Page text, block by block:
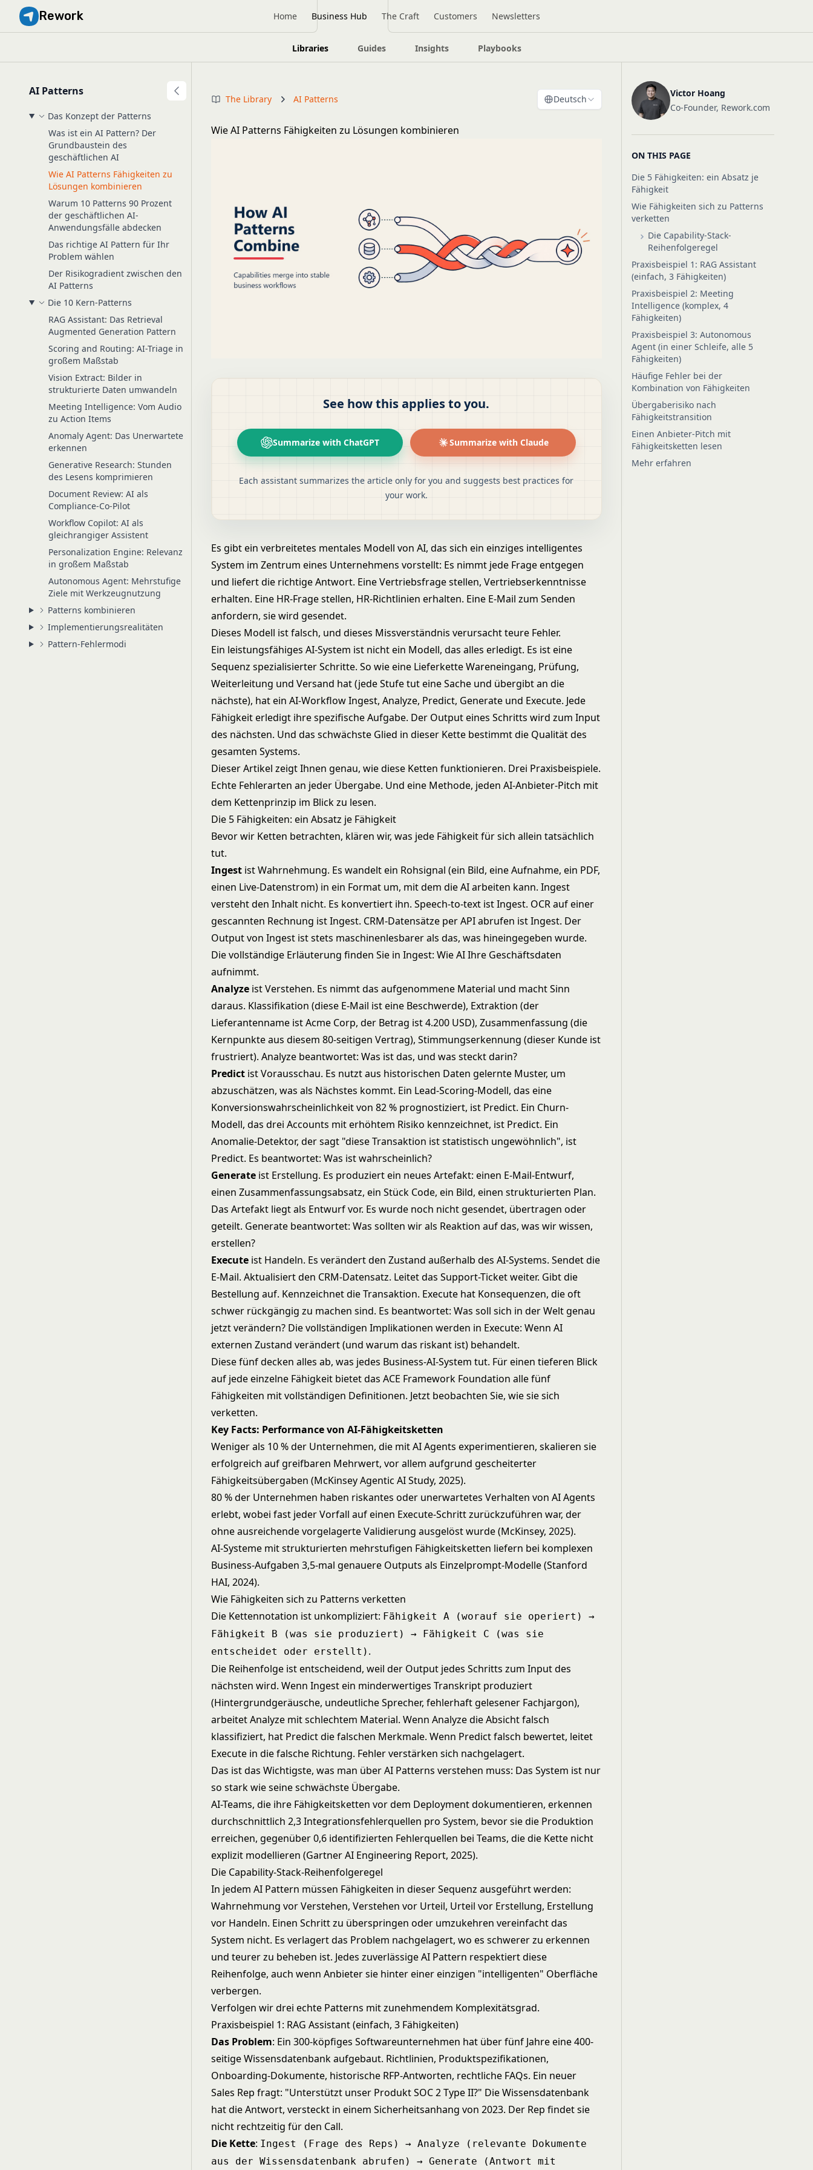
Rework Home Business Hub The Craft Customers Newsletters
Libraries Guides Insights Playbooks
AI Patterns
Das Konzept der Patterns
Was ist ein AI Pattern? Der
Grundbaustein des
geschäftlichen AI
Wie AI Patterns Fähigkeiten zu
Lösungen kombinieren
Warum 10 Patterns 90 Prozent
der geschäftlichen AI-
Anwendungsfälle abdecken
Das richtige AI Pattern für Ihr
Problem wählen
Der Risikogradient zwischen den
AI Patterns
Die 10 Kern-Patterns
RAG Assistant: Das Retrieval
Augmented Generation Pattern
Scoring and Routing: AI-Triage in
großem Maßstab
Vision Extract: Bilder in
strukturierte Daten umwandeln
Meeting Intelligence: Vom Audio
zu Action Items
Anomaly Agent: Das Unerwartete
erkennen
Generative Research: Stunden
des Lesens komprimieren
Document Review: AI als
Compliance-Co-Pilot
Workflow Copilot: AI als
gleichrangiger Assistent
Personalization Engine: Relevanz
in großem Maßstab
Autonomous Agent: Mehrstufige
Ziele mit Werkzeugnutzung
Patterns kombinieren
Implementierungsrealitäten
Pattern-Fehlermodi
The Library AI Patterns Deutsch
Wie AI Patterns Fähigkeiten zu Lösungen kombinieren
See how this applies to you.
Summarize with ChatGPT Summarize with Claude
Each assistant summarizes the article only for you and suggests best practices for
your work.
Es gibt ein verbreitetes mentales Modell von AI, das sich ein einziges intelligentes
System im Zentrum eines Unternehmens vorstellt: Es nimmt jede Frage entgegen
und liefert die richtige Antwort. Eine Vertriebsfrage stellen, Vertriebserkenntnisse
erhalten. Eine HR-Frage stellen, HR-Richtlinien erhalten. Eine E-Mail zum Senden
anfordern, sie wird gesendet.
Dieses Modell ist falsch, und dieses Missverständnis verursacht teure Fehler.
Ein leistungsfähiges AI-System ist nicht ein Modell, das alles erledigt. Es ist eine
Sequenz spezialisierter Schritte. So wie eine Lieferkette Wareneingang, Prüfung,
Weiterleitung und Versand hat (jede Stufe tut eine Sache und übergibt an die
nächste), hat ein AI-Workflow Ingest, Analyze, Predict, Generate und Execute. Jede
Fähigkeit erledigt ihre spezifische Aufgabe. Der Output eines Schritts wird zum Input
des nächsten. Und das schwächste Glied in dieser Kette bestimmt die Qualität des
gesamten Systems.
Dieser Artikel zeigt Ihnen genau, wie diese Ketten funktionieren. Drei Praxisbeispiele.
Echte Fehlerarten an jeder Übergabe. Und eine Methode, jeden AI-Anbieter-Pitch mit
dem Kettenprinzip im Blick zu lesen.
Die 5 Fähigkeiten: ein Absatz je Fähigkeit
Bevor wir Ketten betrachten, klären wir, was jede Fähigkeit für sich allein tatsächlich
tut.
Ingest ist Wahrnehmung. Es wandelt ein Rohsignal (ein Bild, eine Aufnahme, ein PDF,
einen Live-Datenstrom) in ein Format um, mit dem die AI arbeiten kann. Ingest
versteht den Inhalt nicht. Es konvertiert ihn. Speech-to-text ist Ingest. OCR auf einer
gescannten Rechnung ist Ingest. CRM-Datensätze per API abrufen ist Ingest. Der
Output von Ingest ist stets maschinenlesbarer als das, was hineingegeben wurde.
Die vollständige Erläuterung finden Sie inIngest: Wie AI Ihre Geschäftsdaten
aufnimmt.
Analyze ist Verstehen. Es nimmt das aufgenommene Material und macht Sinn
daraus. Klassifikation (diese E-Mail ist eine Beschwerde), Extraktion (der
Lieferantenname ist Acme Corp, der Betrag ist 4.200 USD), Zusammenfassung (die
Kernpunkte aus diesem 80-seitigen Vertrag), Stimmungserkennung (dieser Kunde ist
frustriert). Analyze beantwortet: Was ist das, und was steckt darin?
Predict ist Vorausschau. Es nutzt aus historischen Daten gelernte Muster, um
abzuschätzen, was als Nächstes kommt. Ein Lead-Scoring-Modell, das eine
Konversionswahrscheinlichkeit von 82 % prognostiziert, ist Predict. Ein Churn-
Modell, das drei Accounts mit erhöhtem Risiko kennzeichnet, ist Predict. Ein
Anomalie-Detektor, der sagt "diese Transaktion ist statistisch ungewöhnlich", ist
Predict. Es beantwortet: Was ist wahrscheinlich?
Generate ist Erstellung. Es produziert ein neues Artefakt: einen E-Mail-Entwurf,
einen Zusammenfassungsabsatz, ein Stück Code, ein Bild, einen strukturierten Plan.
Das Artefakt liegt als Entwurf vor. Es wurde noch nicht gesendet, übertragen oder
geteilt. Generate beantwortet: Was sollten wir als Reaktion auf das, was wir wissen,
erstellen?
Execute ist Handeln. Es verändert den Zustand außerhalb des AI-Systems. Sendet die
E-Mail. Aktualisiert den CRM-Datensatz. Leitet das Support-Ticket weiter. Gibt die
Bestellung auf. Kennzeichnet die Transaktion. Execute hat Konsequenzen, die oft
schwer rückgängig zu machen sind. Es beantwortet: Was soll sich in der Welt genau
jetzt verändern? Die vollständigen Implikationen werden in Execute: Wenn AI
externen Zustand verändert (und warum das riskant ist) behandelt.
Diese fünf decken alles ab, was jedes Business-AI-System tut. Für einen tieferen Blick
auf jede einzelne Fähigkeit bietet dasACE Framework Foundation alle fünf
Fähigkeiten mit vollständigen Definitionen. Jetzt beobachten Sie, wie sie sich
verketten.
Key Facts: Performance von AI-Fähigkeitsketten
Weniger als 10 % der Unternehmen, die mit AI Agents experimentieren, skalieren sie
erfolgreich auf greifbaren Mehrwert, vor allem aufgrund gescheiterter
Fähigkeitsübergaben (McKinsey Agentic AI Study, 2025).
80 % der Unternehmen haben riskantes oder unerwartetes Verhalten von AI Agents
erlebt, wobei fast jeder Vorfall auf einen Execute-Schritt zurückzuführen war, der
ohne ausreichende vorgelagerte Validierung ausgelöst wurde (McKinsey, 2025).
AI-Systeme mit strukturierten mehrstufigen Fähigkeitsketten liefern bei komplexen
Business-Aufgaben 3,5-mal genauere Outputs als Einzelprompt-Modelle (Stanford
HAI, 2024).
Wie Fähigkeiten sich zu Patterns verketten
Die Kettennotation ist unkompliziert: Fähigkeit A (worauf sie operiert) →
Fähigkeit B (was sie produziert) → Fähigkeit C (was sie
entscheidet oder erstellt) .
Die Reihenfolge ist entscheidend, weil der Output jedes Schritts zum Input des
nächsten wird. Wenn Ingest ein minderwertiges Transkript produziert
(Hintergrundgeräusche, undeutliche Sprecher, fehlerhaft gelesener Fachjargon),
arbeitet Analyze mit schlechtem Material. Wenn Analyze die Absicht falsch
klassifiziert, hat Predict die falschen Merkmale. Wenn Predict falsch bewertet, leitet
Execute in die falsche Richtung. Fehler verstärken sich nachgelagert.
Das ist das Wichtigste, was man über AI Patterns verstehen muss: Das System ist nur
so stark wie seine schwächste Übergabe.
AI-Teams, die ihre Fähigkeitsketten vor dem Deployment dokumentieren, erkennen
durchschnittlich 2,3 Integrationsfehlerquellen pro System, bevor sie die Produktion
erreichen, gegenüber 0,6 identifizierten Fehlerquellen bei Teams, die die Kette nicht
explizit modellieren (Gartner AI Engineering Report, 2025).
Die Capability-Stack-Reihenfolgeregel
In jedem AI Pattern müssen Fähigkeiten in dieser Sequenz ausgeführt werden:
Wahrnehmung vor Verstehen, Verstehen vor Urteil, Urteil vor Erstellung, Erstellung
vor Handeln. Einen Schritt zu überspringen oder umzukehren vereinfacht das
System nicht. Es verlagert das Problem nachgelagert, wo es schwerer zu erkennen
und teurer zu beheben ist. Jedes zuverlässige AI Pattern respektiert diese
Reihenfolge, auch wenn Anbieter sie hinter einer einzigen "intelligenten" Oberfläche
verbergen.
Verfolgen wir drei echte Patterns mit zunehmendem Komplexitätsgrad.
Praxisbeispiel 1: RAG Assistant (einfach, 3 Fähigkeiten)
Das Problem: Ein 300-köpfiges Softwareunternehmen hat über fünf Jahre eine 400-
seitige Wissensdatenbank aufgebaut. Richtlinien, Produktspezifikationen,
Onboarding-Dokumente, historische RFP-Antworten, rechtliche FAQs. Ein neuer
Sales Rep fragt: "Unterstützt unser Produkt SOC 2 Type II?" Die Wissensdatenbank
hat die Antwort, versteckt in einem Sicherheitsanhang von 2023. Der Rep findet sie
nicht rechtzeitig für den Call.
Die Kette: Ingest (Frage des Reps) → Analyze (relevante Dokumente
aus der Wissensdatenbank abrufen) → Generate (Antwort mit
Victor Hoang
Co-Founder, Rework.com
ON THIS PAGE
Die 5 Fähigkeiten: ein Absatz je
Fähigkeit
Wie Fähigkeiten sich zu Patterns
verketten
Die Capability-Stack-
Reihenfolgeregel
Praxisbeispiel 1: RAG Assistant
(einfach, 3 Fähigkeiten)
Praxisbeispiel 2: Meeting
Intelligence (komplex, 4
Fähigkeiten)
Praxisbeispiel 3: Autonomous
Agent (in einer Schleife, alle 5
Fähigkeiten)
Häufige Fehler bei der
Kombination von Fähigkeiten
Übergaberisiko nach
Fähigkeitstransition
Einen Anbieter-Pitch mit
Fähigkeitsketten lesen
Mehr erfahren